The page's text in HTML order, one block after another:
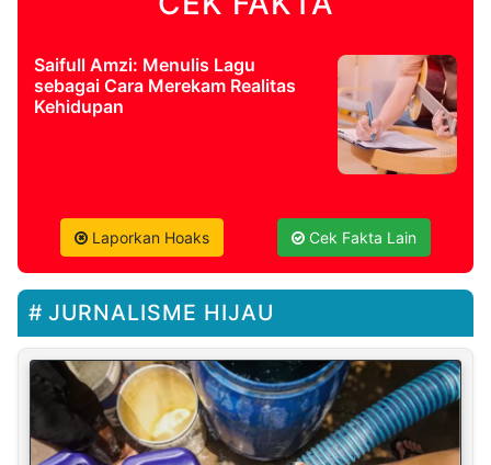
Saifull Amzi: Menulis Lagu
sebagai Cara Merekam Realitas
Kehidupan
Laporkan Hoaks Cek Fakta Lain
JURNALISME HIJAU